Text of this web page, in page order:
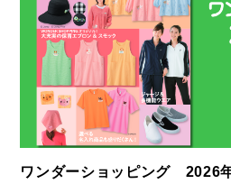
ワンダーショッピング 2026